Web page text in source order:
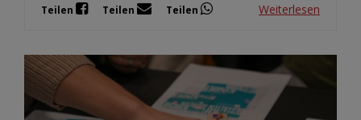
Teilen Teilen Teilen Weiterlesen